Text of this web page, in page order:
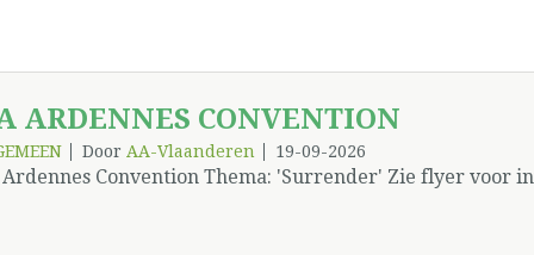
over nagedacht worden en invulling aan gegeven.
De feestdag in Tielt is dit jaar de hoogdag van AA.
vergadering. In deze editie en de volgende
de mooie openingstoespraak. In deze editie gaan
ARDENNES CONVENTION
Door AA-Vlaanderen 19-09-2026
Ardennes Convention Thema: 'Surrender' Zie flyer voor